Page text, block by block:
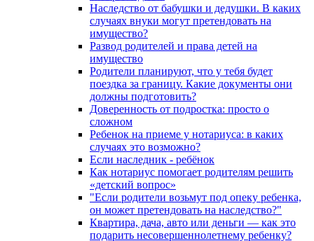
Наследство от бабушки и дедушки. В каких
случаях внуки могут претендовать на
имущество?
Развод родителей и права детей на
имущество
Родители планируют, что у тебя будет
поездка за границу. Какие документы они
должны подготовить?
Доверенность от подростка: просто о
сложном
Ребенок на приеме у нотариуса: в каких
случаях это возможно?
Если наследник - ребёнок
Как нотариус помогает родителям решить
«детский вопрос»
"Если родители возьмут под опеку ребенка,
он может претендовать на наследство?"
Квартира, дача, авто или деньги — как это
подарить несовершеннолетнему ребенку?